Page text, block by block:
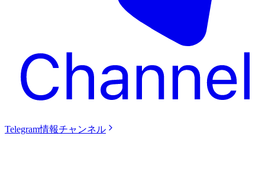
Telegram情報チャンネル